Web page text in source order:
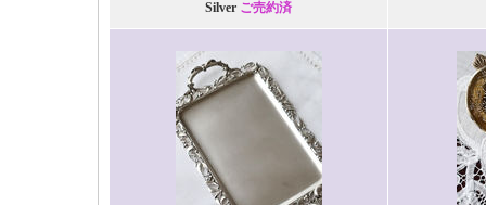
Silver ご売約済